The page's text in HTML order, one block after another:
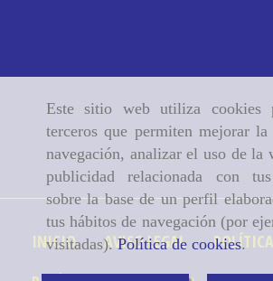
Este sitio web utiliza cookies
terceros que permiten mejorar
navegación, analizar el uso de la
publicidad relacionada con
sobre la base de un perfil
tus hábitos de navegación (por
visitadas).Política de cookies.
INICIO AVISO LEGAL